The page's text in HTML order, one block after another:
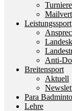
Leistungssport
Anti-
Breitensport
Aktuell
Para
Lehre